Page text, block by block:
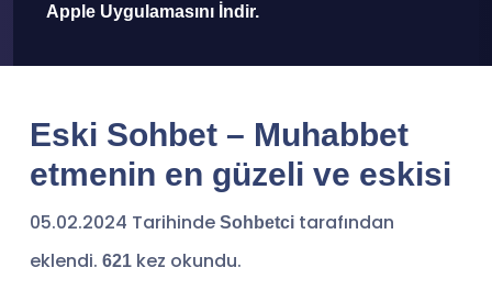
Apple Uygulamasını İndir.
Eski Sohbet – Muhabbet
etmenin en güzeli ve eskisi
05.02.2024 Tarihinde Sohbetci tarafından
eklendi. 621 kez okundu.